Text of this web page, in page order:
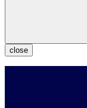
close